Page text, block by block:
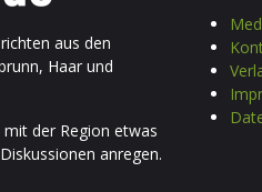
aus den
Haar und
der Region etwas
anregen.